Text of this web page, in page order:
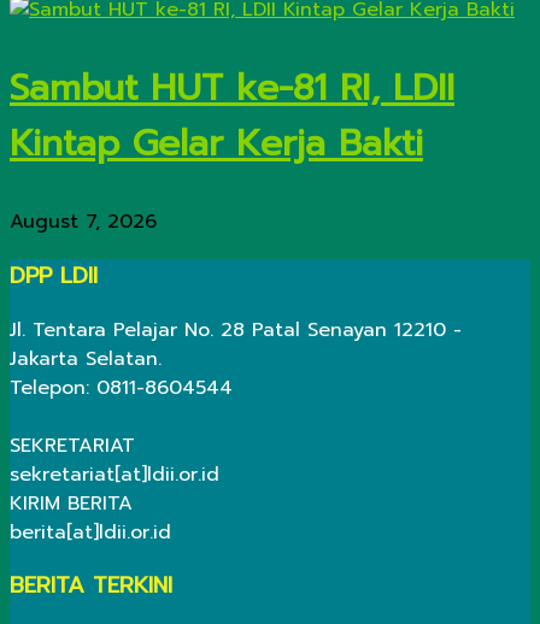
Sambut HUT ke-81 RI, LDII
Kintap Gelar Kerja Bakti
August 7, 2026
DPP LDII
Jl. Tentara Pelajar No. 28 Patal Senayan 12210 -
Jakarta Selatan.
Telepon: 0811-8604544
SEKRETARIAT
sekretariat[at]ldii.or.id
KIRIM BERITA
berita[at]ldii.or.id
BERITA TERKINI